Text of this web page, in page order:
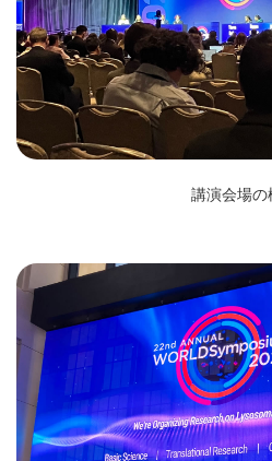
講演会場の